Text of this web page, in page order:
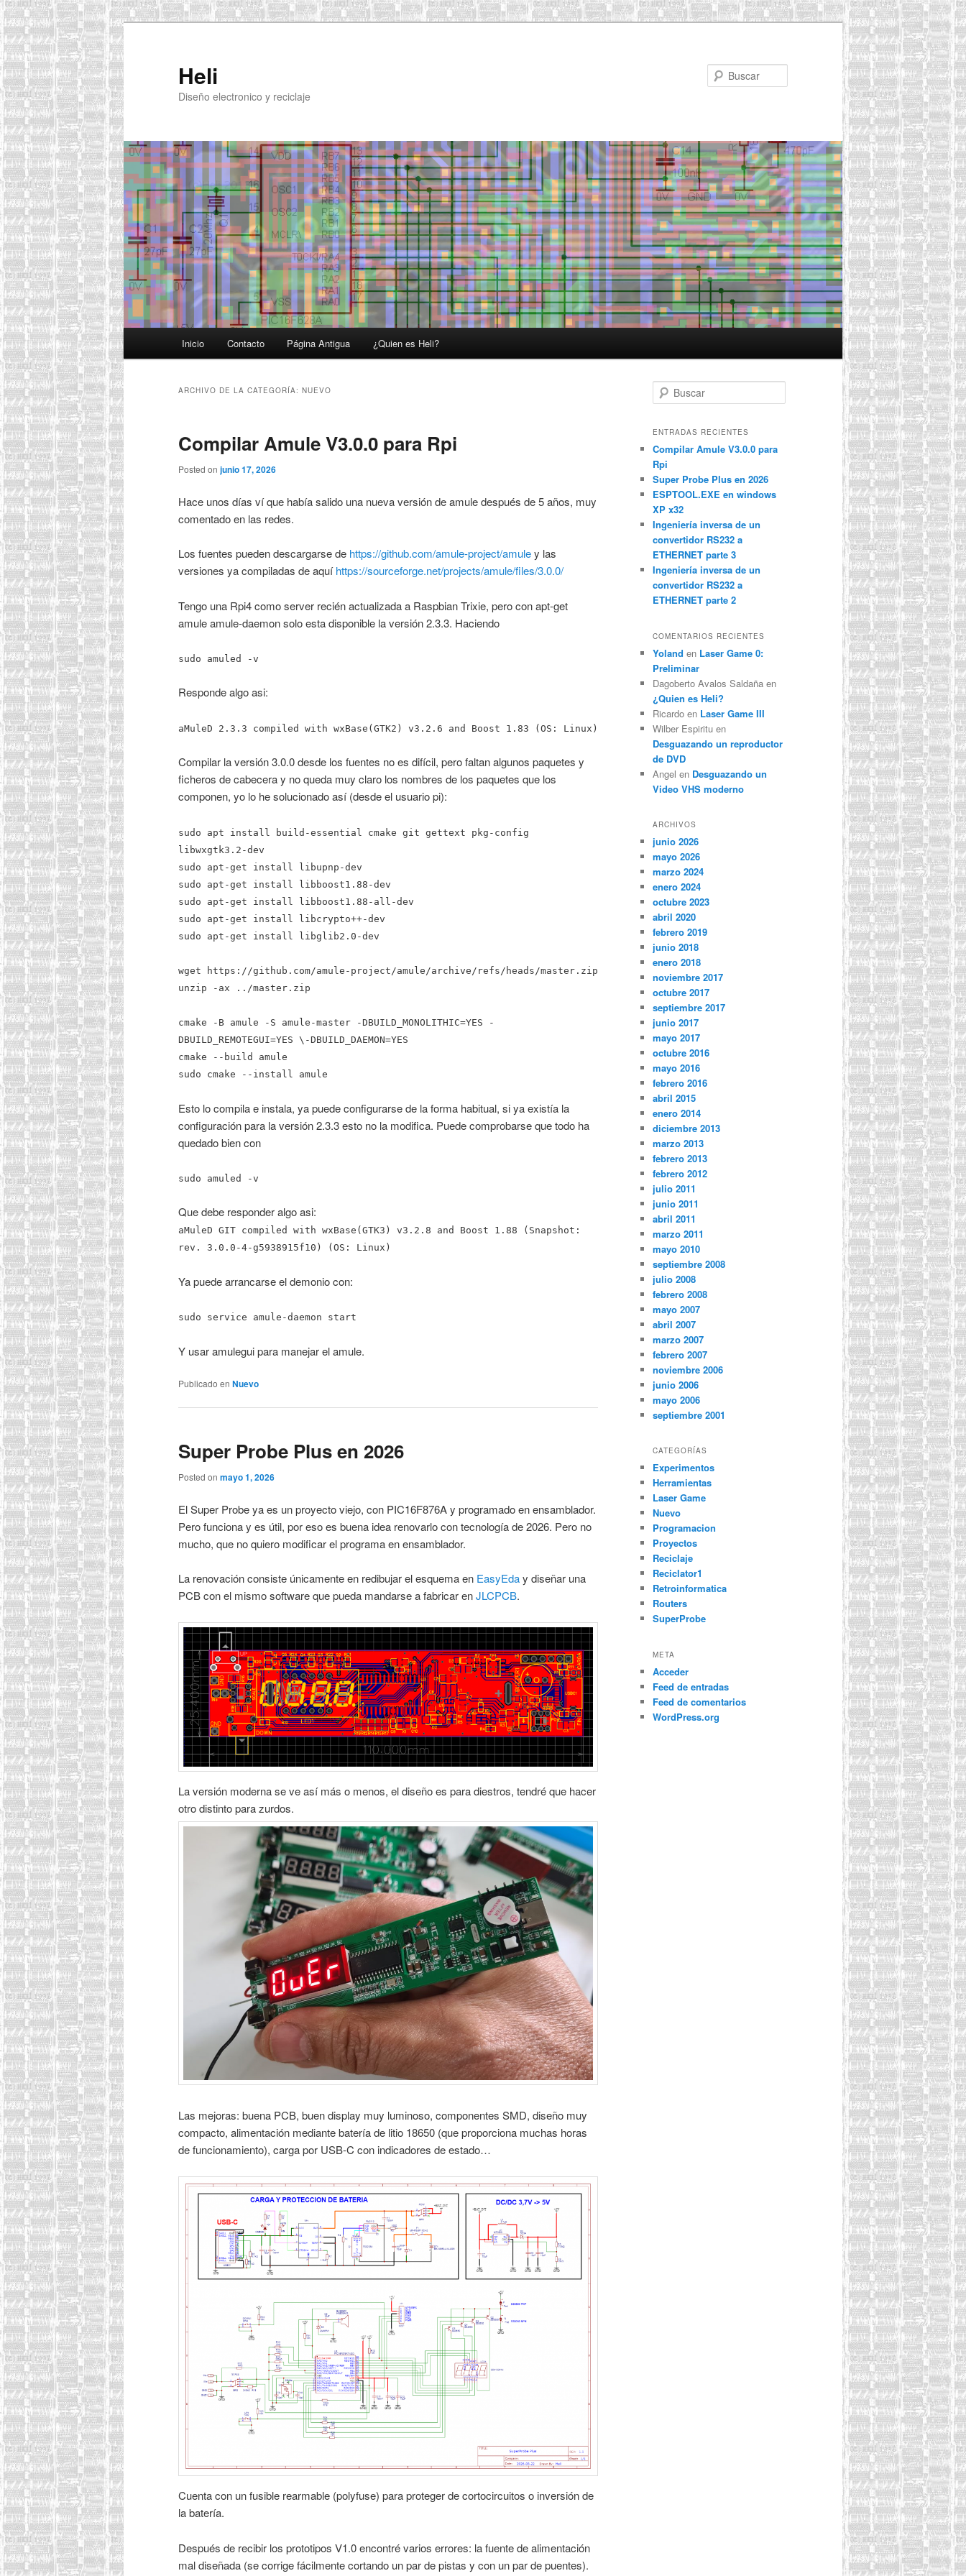
Ir
al
contenido
principal
Ir
al
contenido
secundario
Heli
Diseño electronico y reciclaje
Inicio Contacto Página Antigua ¿Quien es Heli?
ARCHIVO DE LA CATEGORÍA: NUEVO
Compilar Amule V3.0.0 para Rpi
Posted on junio 17, 2026
Hace unos días ví que había salido una nueva versión de amule después de 5 años, muy
comentado en las redes.
Los fuentes pueden descargarse de https://github.com/amule-project/amuley las
versiones ya compiladas de aquíhttps://sourceforge.net/projects/amule/files/3.0.0/
Tengo una Rpi4 como server recién actualizada a Raspbian Trixie, pero con apt-get
amule amule-daemon solo esta disponible la versión 2.3.3. Haciendo
sudo amuled -v
Responde algo asi:
aMuleD 2.3.3 compiled with wxBase(GTK2) v3.2.6 and Boost 1.83 (OS: Linux)
Compilar la versión 3.0.0 desde los fuentes no es difícil, pero faltan algunos paquetes y
ficheros de cabecera y no queda muy claro los nombres de los paquetes que los
componen, yo lo he solucionado así (desde el usuario pi):
sudo apt install build-essential cmake git gettext pkg-config
libwxgtk3.2-dev
sudo apt-get install libupnp-dev
sudo apt-get install libboost1.88-dev
sudo apt-get install libboost1.88-all-dev
sudo apt-get install libcrypto++-dev
sudo apt-get install libglib2.0-dev
wget https://github.com/amule-project/amule/archive/refs/heads/master.zip
unzip -ax ../master.zip
cmake -B amule -S amule-master -DBUILD_MONOLITHIC=YES -
DBUILD_REMOTEGUI=YES \-DBUILD_DAEMON=YES
cmake --build amule
sudo cmake --install amule
Esto lo compila e instala, ya puede configurarse de la forma habitual, si ya existía la
configuración para la versión 2.3.3 esto no la modifica. Puede comprobarse que todo ha
quedado bien con
sudo amuled -v
Que debe responder algo asi:
aMuleD GIT compiled with wxBase(GTK3) v3.2.8 and Boost 1.88 (Snapshot:
rev. 3.0.0-4-g5938915f10) (OS: Linux)
Ya puede arrancarse el demonio con:
sudo service amule-daemon start
Y usar amulegui para manejar el amule.
Publicado en Nuevo
Super Probe Plus en 2026
Posted on mayo 1, 2026
El Super Probe ya es un proyecto viejo, con PIC16F876A y programado en ensamblador.
Pero funciona y es útil, por eso es buena idea renovarlo con tecnología de 2026. Pero no
mucho, que no quiero modificar el programa en ensamblador.
La renovación consiste únicamente en redibujar el esquema en EasyEday diseñar una
PCB con el mismo software que pueda mandarse a fabricar enJLCPCB.
La versión moderna se ve así más o menos, el diseño es para diestros, tendré que hacer
otro distinto para zurdos.
Las mejoras: buena PCB, buen display muy luminoso, componentes SMD, diseño muy
compacto, alimentación mediante batería de litio 18650 (que proporciona muchas horas
de funcionamiento), carga por USB-C con indicadores de estado…
Cuenta con un fusible rearmable (polyfuse) para proteger de cortocircuitos o inversión de
la batería.
Después de recibir los prototipos V1.0 encontré varios errores: la fuente de alimentación
mal diseñada (se corrige fácilmente cortando un par de pistas y con un par de puentes).
u
c
r
ENTRADAS RECIENTES
Compilar Amule V3.0.0 para
Rpi
Super Probe Plus en 2026
ESPTOOL.EXE en windows
XP x32
Ingeniería inversa de un
convertidor RS232 a
ETHERNET parte 3
Ingeniería inversa de un
convertidor RS232 a
ETHERNET parte 2
COMENTARIOS RECIENTES
Yoland en Laser Game 0:
Preliminar
Dagoberto Avalos Saldaña en
¿Quien es Heli?
Ricardo en Laser Game III
Wilber Espiritu en
Desguazando un reproductor
de DVD
Angel en Desguazando un
Video VHS moderno
ARCHIVOS
junio 2026
mayo 2026
marzo 2024
enero 2024
octubre 2023
abril 2020
febrero 2019
junio 2018
enero 2018
noviembre 2017
octubre 2017
septiembre 2017
junio 2017
mayo 2017
octubre 2016
mayo 2016
febrero 2016
abril 2015
enero 2014
diciembre 2013
marzo 2013
febrero 2013
febrero 2012
julio 2011
junio 2011
abril 2011
marzo 2011
mayo 2010
septiembre 2008
julio 2008
febrero 2008
mayo 2007
abril 2007
marzo 2007
febrero 2007
noviembre 2006
junio 2006
mayo 2006
septiembre 2001
CATEGORÍAS
Experimentos
Herramientas
Laser Game
Nuevo
Programacion
Proyectos
Reciclaje
Reciclator1
Retroinformatica
Routers
SuperProbe
META
Acceder
Feed de entradas
Feed de comentarios
WordPress.org